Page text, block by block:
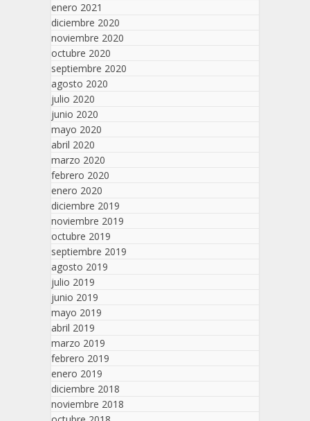
enero 2021
diciembre 2020
noviembre 2020
octubre 2020
septiembre 2020
agosto 2020
julio 2020
junio 2020
mayo 2020
abril 2020
marzo 2020
febrero 2020
enero 2020
diciembre 2019
noviembre 2019
octubre 2019
septiembre 2019
agosto 2019
julio 2019
junio 2019
mayo 2019
abril 2019
marzo 2019
febrero 2019
enero 2019
diciembre 2018
noviembre 2018